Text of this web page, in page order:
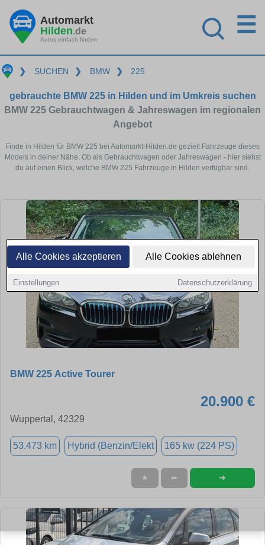
Alle Cookies akzeptieren Alle Cookies ablehnen
Einstellungen Datenschutzerklärung
Automarkt
Hilden.de
Autos einfach finden
☰
❯ SUCHEN ❯ BMW ❯ 225
gebrauchte BMW 225 in Hilden und im Umkreis suchen
BMW 225 Gebrauchtwagen & Jahreswagen im regionalen
Angebot
Finde in Hilden für BMW 225 bei Automarkt-Hilden.de gezielt Fahrzeuge dieses
Models in deiner Nähe. Ob als Gebrauchtwagen oder Jahreswagen - hier siehst
du auf einen Blick, welche BMW 225 Fahrzeuge in Hilden verfügbar sind.
BMW 225 Active Tourer
20.900 €
Wuppertal, 42329
53.473 km Hybrid (Benzin/Elekt 165 kw (224 PS)
★ ➦ ➜